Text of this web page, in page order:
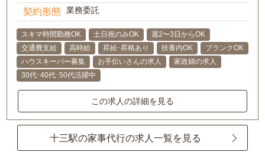
契約形態 業務委託
スキマ時間勤務OK 土日祝のみOK
週2〜3日からOK
交通費支給
高時給 昇給･昇格あり 扶養内OK
ブランクOK
ハウスキーパー募集
お手伝いさんの求人
家政婦の求人
30代･40代･50代活躍中
この求人の詳細を見る
十三駅の家事代行の求人一覧を見る